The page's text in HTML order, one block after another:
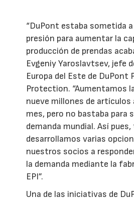
“DuPont estaba sometida
presión para aumentar la
producción de prendas
Evgeniy Yaroslavtsev, jefe
Europa del Este de DuPont
Protection. “Aumentamos
nueve millones de artículos
mes, pero no bastaba para
demanda mundial. Así
desarrollamos varias
nuestros socios a
la demanda mediante la
EPI”.
Una de las iniciativas de